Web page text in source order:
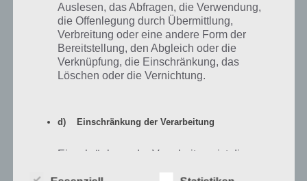
Band Stars: Passendes Bandmitglied dem
Instrument zuordnen
Nachdem der Songtext für das Genre und das Themengebiet
geschrieben worden ist, gilt es die Bandmitglieder den
Musikinstrumenten zuzuordnen. Dabei hat jedes Musik-Genre seine
während die Gitarre Melodie und Rhythmus in Band Stars benötigt.
Entsprechend solltet ihr eure Band Stars Mitglieder richtig zuordnen.
natürlich eine größere Auswahl. Im Screenshot unten seht ihr links
Auslesen, das Abfragen, die Verwendung,
die Offenlegung durch Übermittlung,
Verbreitung oder eine andere Form der
Bereitstellung, den Abgleich oder die
Verknüpfung, die Einschränkung, das
Löschen oder die Vernichtung.
d) Einschränkung der Verarbeitung
Einschränkung der Verarbeitung ist die